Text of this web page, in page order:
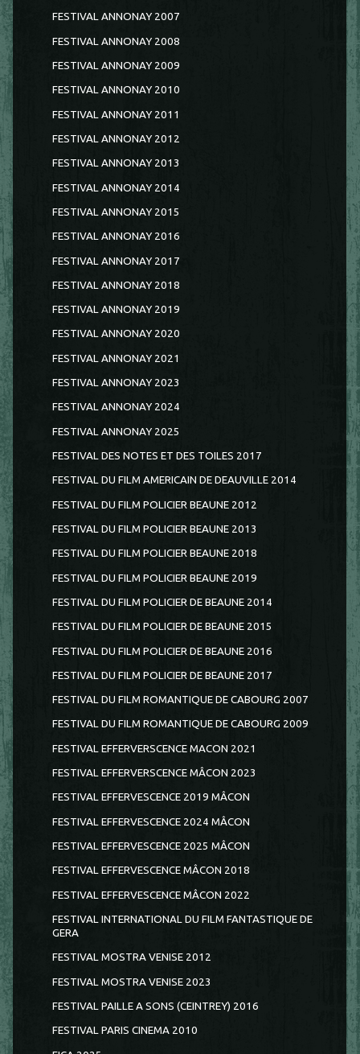
FESTIVAL ANNONAY 2007
FESTIVAL ANNONAY 2008
FESTIVAL ANNONAY 2009
FESTIVAL ANNONAY 2010
FESTIVAL ANNONAY 2011
FESTIVAL ANNONAY 2012
FESTIVAL ANNONAY 2013
FESTIVAL ANNONAY 2014
FESTIVAL ANNONAY 2015
FESTIVAL ANNONAY 2016
FESTIVAL ANNONAY 2017
FESTIVAL ANNONAY 2018
FESTIVAL ANNONAY 2019
FESTIVAL ANNONAY 2020
FESTIVAL ANNONAY 2021
FESTIVAL ANNONAY 2023
FESTIVAL ANNONAY 2024
FESTIVAL ANNONAY 2025
FESTIVAL DES NOTES ET DES TOILES 2017
FESTIVAL DU FILM AMERICAIN DE DEAUVILLE 2014
FESTIVAL DU FILM POLICIER BEAUNE 2012
FESTIVAL DU FILM POLICIER BEAUNE 2013
FESTIVAL DU FILM POLICIER BEAUNE 2018
FESTIVAL DU FILM POLICIER BEAUNE 2019
FESTIVAL DU FILM POLICIER DE BEAUNE 2014
FESTIVAL DU FILM POLICIER DE BEAUNE 2015
FESTIVAL DU FILM POLICIER DE BEAUNE 2016
FESTIVAL DU FILM POLICIER DE BEAUNE 2017
FESTIVAL DU FILM ROMANTIQUE DE CABOURG 2007
FESTIVAL DU FILM ROMANTIQUE DE CABOURG 2009
FESTIVAL EFFERVERSCENCE MACON 2021
FESTIVAL EFFERVERSCENCE MÂCON 2023
FESTIVAL EFFERVESCENCE 2019 MÂCON
FESTIVAL EFFERVESCENCE 2024 MÂCON
FESTIVAL EFFERVESCENCE 2025 MÂCON
FESTIVAL EFFERVESCENCE MÂCON 2018
FESTIVAL EFFERVESCENCE MÂCON 2022
FESTIVAL INTERNATIONAL DU FILM FANTASTIQUE DE
GERA
FESTIVAL MOSTRA VENISE 2012
FESTIVAL MOSTRA VENISE 2023
FESTIVAL PAILLE A SONS (CEINTREY) 2016
FESTIVAL PARIS CINEMA 2010